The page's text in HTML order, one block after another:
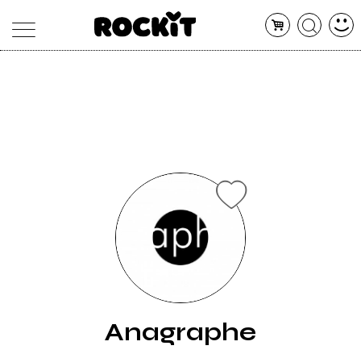
Anagraphe